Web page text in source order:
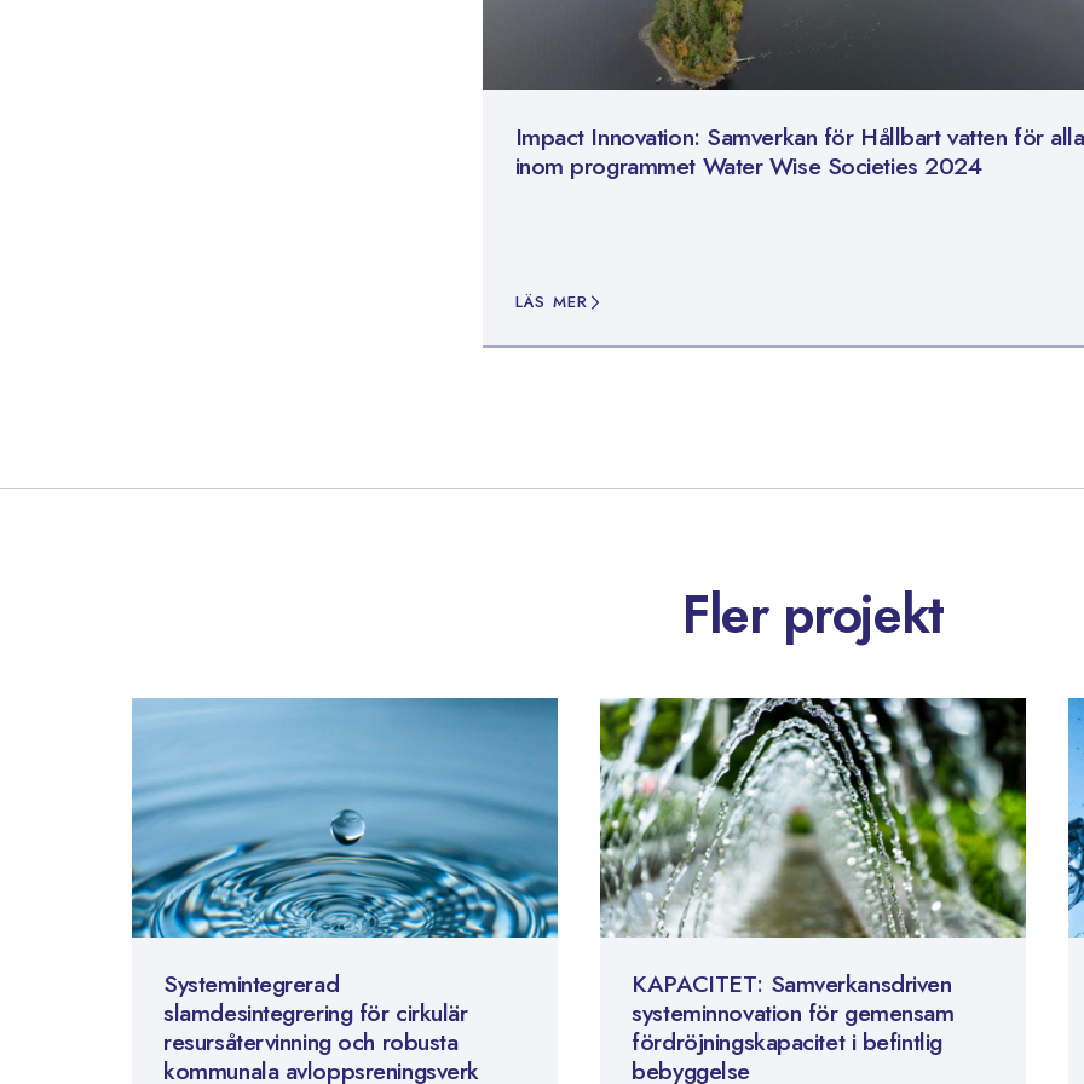
Impact Innovation: Samverkan för Hållbart vatten för alla
inom programmet Water Wise Societies 2024
LÄS MER
Fler projekt
Systemintegrerad
slamdesintegrering för cirkulär
resursåtervinning och robusta
kommunala avloppsreningsverk
KAPACITET: Samverkansdriven
systeminnovation för gemensam
fördröjningskapacitet i befintlig
bebyggelse